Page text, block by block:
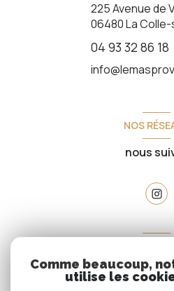
225 Avenue de
06480La
04 93 32 86 18
NOS
nous
espace
Comme beaucoup,
utilise les